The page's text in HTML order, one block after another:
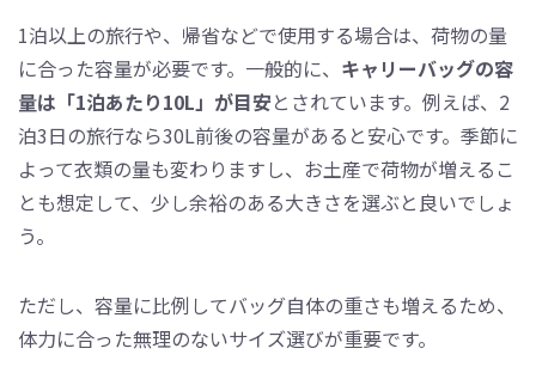
1泊以上の旅行や、帰省などで使用する場合は、荷物の量
に合った容量が必要です。一般的に、 キャリーバッグの容
量は「1泊あたり10L」が目安とされています。例えば、2
泊3日の旅行なら30L前後の容量があると安心です。季節に
よって衣類の量も変わりますし、お土産で荷物が増えるこ
とも想定して、少し余裕のある大きさを選ぶと良いでしょ
う。
ただし、容量に比例してバッグ自体の重さも増えるため、
体力に合った無理のないサイズ選びが重要です。